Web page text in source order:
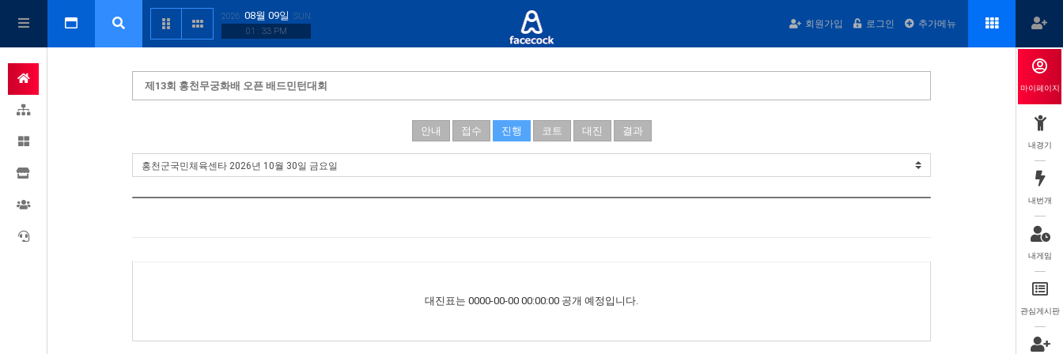
2026 08월 09일 SUN
01 : 33 PM
회원가입 로그인 추가메뉴
제13회 홍천무궁화배 오픈 배드민턴대회
안내 접수 진행 코트 대진 결과
대진표는 0000-00-00 00:00:00 공개 예정입니다.
마이페이지
내경기
내번개
내게임
관심게시판